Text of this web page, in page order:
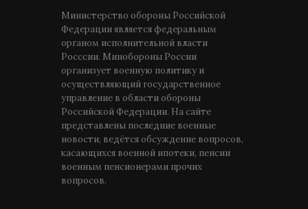
Министерство обороны Российской
Федерации является федеральным
органом исполнительной власти
Росссии. Минобороны России
организует военную политику и
осуществляющий государственное
управление в области обороны
Российской Федерации. На сайте
представлены последние военные
новости, ведётся обсуждение вопросов,
касающихся военной ипотеки, пенсии
военным пенсионерами прочих
вопросов.